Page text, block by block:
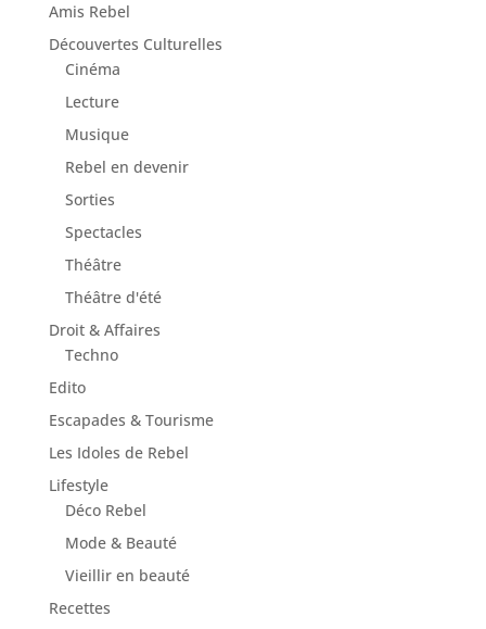
Amis Rebel
Découvertes Culturelles
Cinéma
Lecture
Musique
Rebel en devenir
Sorties
Spectacles
Théâtre
Théâtre d'été
Droit & Affaires
Techno
Edito
Escapades & Tourisme
Les Idoles de Rebel
Lifestyle
Déco Rebel
Mode & Beauté
Vieillir en beauté
Recettes